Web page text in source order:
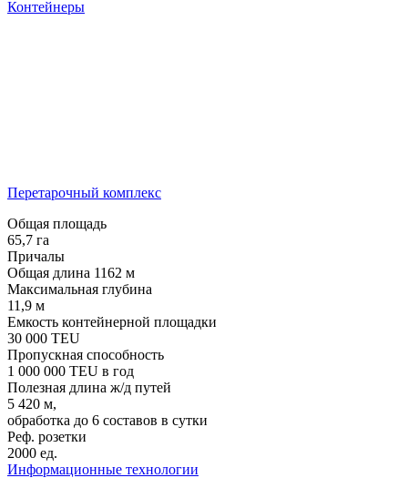
Контейнеры
Перетарочный комплекс
Общая площадь
65,7 га
Причалы
Общая длина 1162 м
Максимальная глубина
11,9 м
Емкость контейнерной площадки
30 000 TEU
Пропускная способность
1 000 000 TEU в год
Полезная длина ж/д путей
5 420 м,
обработка до 6 составов в сутки
Реф. розетки
2000 ед.
Информационные технологии